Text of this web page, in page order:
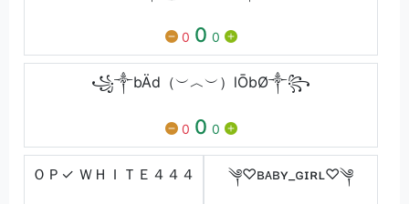
0 0 0
꧁༒bÄd（︶︿︶）lŌbØ༒꧂
0 0 0
ＯＰ✓ ＷＨＩＴＥ４４４ ༆♡︎ʙᴀʙʏ_ɢɪʀʟ♡︎༆